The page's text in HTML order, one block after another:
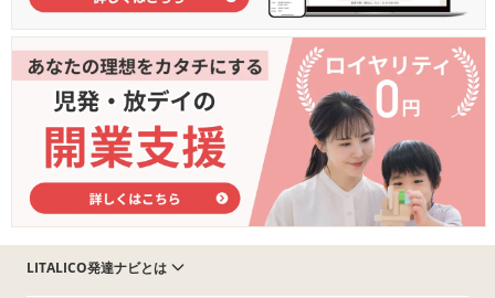
LITALICO発達ナビとは